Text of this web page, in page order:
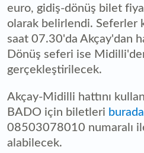
euro, gidiş-dönüş bilet
olarak belirlendi. Seferler
saat 07.30'da Akçay'dan
Dönüş seferi ise
gerçekleştirilecek.
Akçay-Midilli hattını
BADO için biletleri
08503078010 numaralı
alabilecek.